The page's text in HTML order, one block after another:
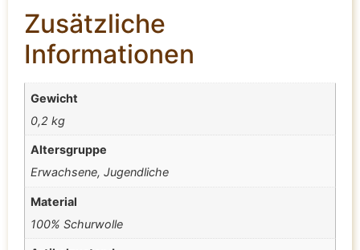
Zusätzliche
Informationen
Gewicht
0,2 kg
Altersgruppe
Erwachsene, Jugendliche
Material
100% Schurwolle